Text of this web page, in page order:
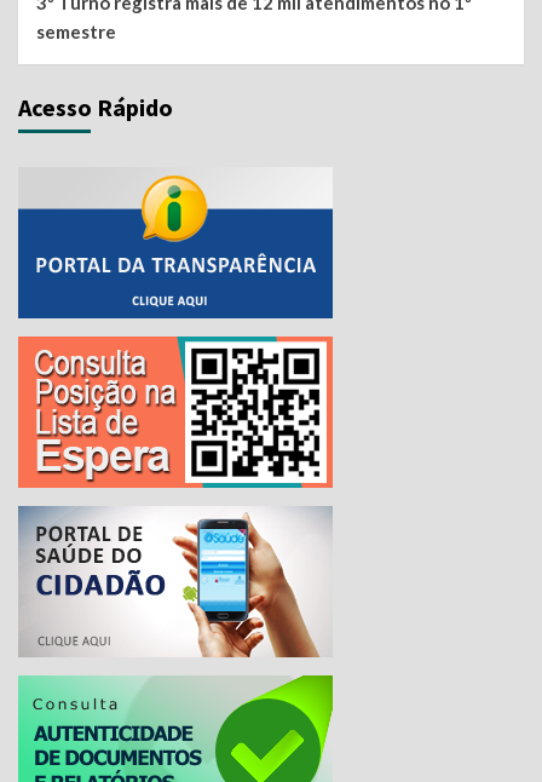
semestre
Acesso Rápido